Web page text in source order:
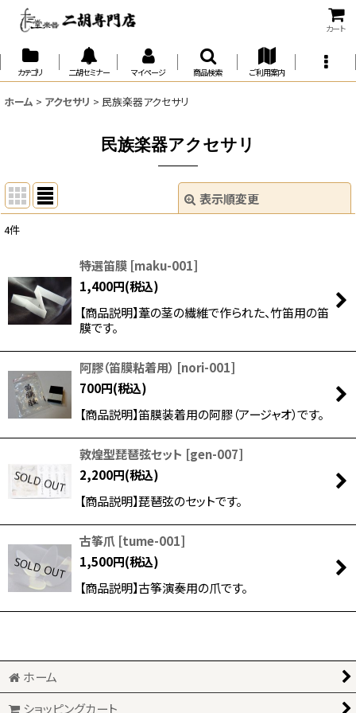
カート
カテゴリ 二胡セミナー マイページ 商品検索 ご利用案内
ホーム > アクセサリ > 民族楽器アクセサリ
民族楽器アクセサリ
表示順変更
並び順
4件
特選笛膜 [maku-001]
1,400円(税込)
【商品説明】葦の茎の繊維で作られた、竹笛用の笛
膜です。
阿膠（笛膜粘着用） [nori-001]
700円(税込)
【商品説明】笛膜装着用の阿膠（アージャオ）です。
敦煌型琵琶弦セット [gen-007]
2,200円(税込)
【商品説明】琵琶弦のセットです。
古筝爪 [tume-001]
1,500円(税込)
【商品説明】古筝演奏用の爪です。
ホーム
ショッピングカート